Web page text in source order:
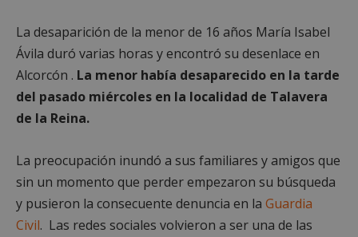
La desaparición de la menor de 16 años María Isabel
Ávila duró varias horas y encontró su desenlace en
Alcorcón . La menor había desaparecido en la tarde
del pasado miércoles en la localidad de Talavera
de la Reina.
La preocupación inundó a sus familiares y amigos que
sin un momento que perder empezaron su búsqueda
y pusieron la consecuente denuncia en la Guardia
Civil. Las redes sociales volvieron a ser una de las